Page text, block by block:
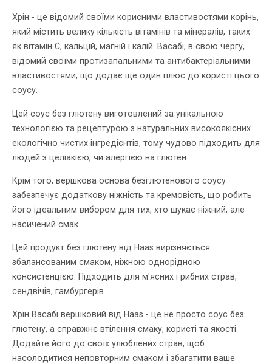
Хрін - це відомий своїми корисними властивостями корінь,
який містить велику кількість вітамінів та мінералів, таких
як вітамін С, кальцій, магній і калій. Васабі, в свою чергу,
відомий своїми протизапальними та антибактеріальними
властивостями, що додає ще один плюс до користі цього
соусу.
Цей соус без глютену виготовлений за унікальною
технологією та рецептурою з натуральних високоякісних
екологічно чистих інгредієнтів, тому чудово підходить для
людей з целіакією, чи алергією на глютен.
Крім того, вершкова основа безглютенового соусу
забезпечує додаткову ніжність та кремовість, що робить
його ідеальним вибором для тих, хто шукає ніжний, але
насичений смак.
Цей продукт без глютену від Haas вирізняється
збалансованим смаком, ніжною однорідною
консистенцією. Підходить для м'ясних і рибних страв,
сендвічів, гамбургерів.
Хрін Васабі вершковий від Haas - це не просто соус без
глютену, а справжнє втілення смаку, користі та якості.
Додайте його до своїх улюблених страв, щоб
насолодитися неповторним смаком і збагатити ваше